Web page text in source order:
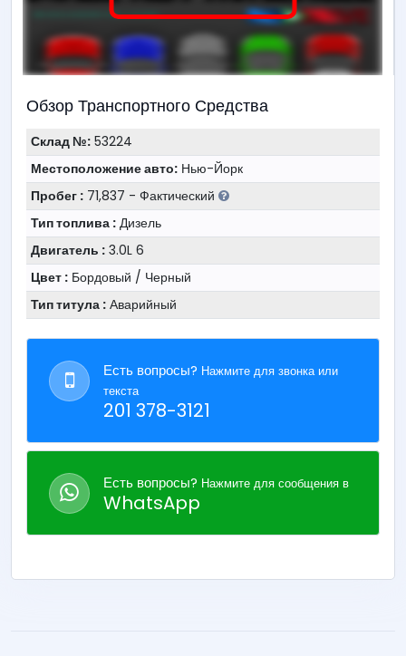
Обзор Транспортного Средства
Склад №:53224
Местоположение авто:Нью-Йорк
Пробег :71,837 - Фактический
Тип топлива :Дизель
Двигатель :3.0L 6
Цвет :Бордовый / Черный
Тип титула :Аварийный
Есть вопросы? Нажмите для звонка или
текста
201 378-3121
Есть вопросы? Нажмите для сообщения в
WhatsApp